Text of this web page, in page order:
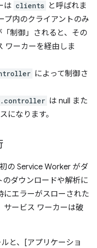
は clients と呼ばれま
プ内のクライアントのみ
制御」されると、その
ワーカーを経由しま
によって制御さ
は null また
になります。
の Service Worker がダ
ダウンロードや解析に
にエラーがスローされた
サービス ワーカーは破
と、[アプリケーショ